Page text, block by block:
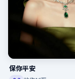
保你平安